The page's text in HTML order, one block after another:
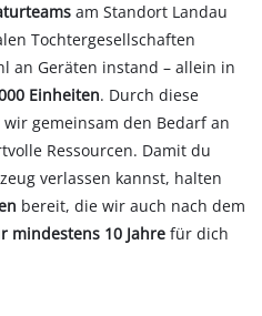
am Standort Landau
Tochtergesellschaften
an Geräten instand – allein in
Einheiten. Durch diese
gemeinsam den Bedarf an
Ressourcen. Damit du
verlassen kannst, halten
bereit, die wir auch nach dem
mindestens 10 Jahre für dich